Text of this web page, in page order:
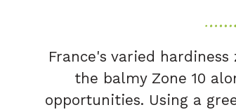
France's varied
the balmy Zone 10
opportunities. Using a